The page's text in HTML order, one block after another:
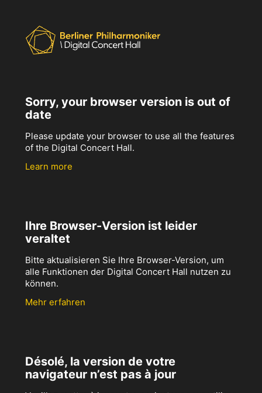
Sorry, your browser version is out of
date
Please update your browser to use all the features
of the Digital Concert Hall.
Learn more
Ihre Browser-Version ist leider
veraltet
Bitte aktualisieren Sie Ihre Browser-Version, um
alle Funktionen der Digital Concert Hall nutzen zu
können.
Mehr erfahren
Désolé, la version de votre
navigateur n’est pas à jour